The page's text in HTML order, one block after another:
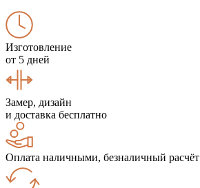
Изготовление
от 5 дней
Замер, дизайн
и доставка бесплатно
Оплата наличными, безналичный расчёт